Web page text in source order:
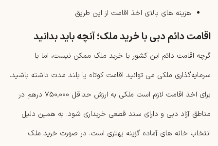
هزینه های بالای اخذ اقامت از این طریق
اقامت دائم دبی با خرید ملک؛ آنچه باید بدانید
گرچه اقامت دائم این کشور با خرید ملک ممکن نیست، اما با
سرمایه‌گذاری ملکی می ‌توانید اقامت کوتاه یا بلند مدت داشته باشید.
برای اخذ اقامت لازم است ملکی به ارزش حداقل ۷۵۰,۰۰۰ درهم در
مناطق آزاد دبی و دارای سند قطعی خریداری شود. به همین دلیل
انتخاب خانه های آماده گزینه بهتری است. در صورت خرید ملک